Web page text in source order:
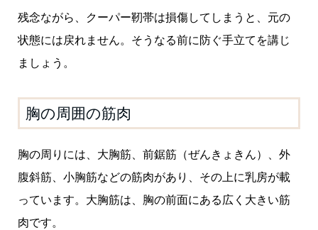
残念ながら、クーパー靭帯は損傷してしまうと、元の
状態には戻れません。そうなる前に防ぐ手立てを講じ
ましょう。
胸の周囲の筋肉
胸の周りには、大胸筋、前鋸筋（ぜんきょきん）、外
腹斜筋、小胸筋などの筋肉があり、その上に乳房が載
っています。大胸筋は、胸の前面にある広く大きい筋
肉です。